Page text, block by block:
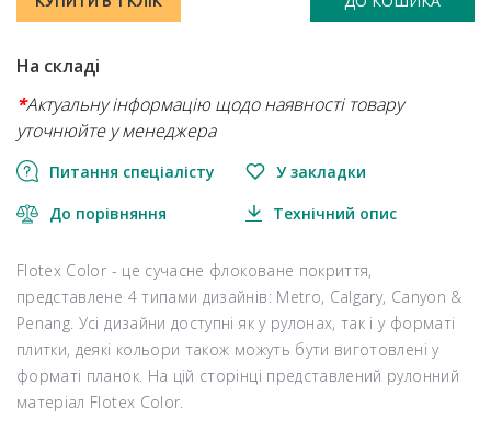
На складі
*Актуальну інформацію щодо наявності товару
уточнюйте у менеджера
Питання спеціалісту У закладки
До порівняння Технічний опис
Flotex Color - це сучасне флоковане покриття,
представлене 4 типами дизайнів: Metro, Calgary, Canyon &
Penang. Усі дизайни доступні як у рулонах, так і у форматі
плитки, деякі кольори також можуть бути виготовлені у
форматі планок. На цій сторінці представлений рулонний
матеріал Flotex Color.